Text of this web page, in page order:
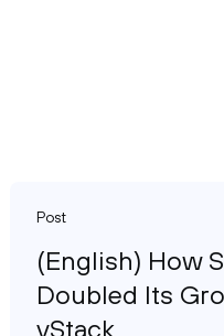
Post
(English) How
Doubled Its
vStack